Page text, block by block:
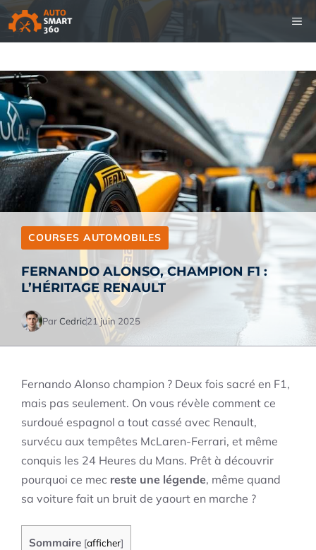
Aller
au
contenu
COURSES AUTOMOBILES
FERNANDO ALONSO, CHAMPION F1 :
L’HÉRITAGE RENAULT
ParCedric21 juin 2025
Fernando Alonso champion ? Deux fois sacré en F1,
mais pas seulement. On vous révèle comment ce
surdoué espagnol a tout cassé avec Renault,
survécu aux tempêtes McLaren-Ferrari, et même
conquis les 24 Heures du Mans. Prêt à découvrir
pourquoi ce mec reste une légende, même quand
sa voiture fait un bruit de yaourt en marche ?
Sommaire [afficher]